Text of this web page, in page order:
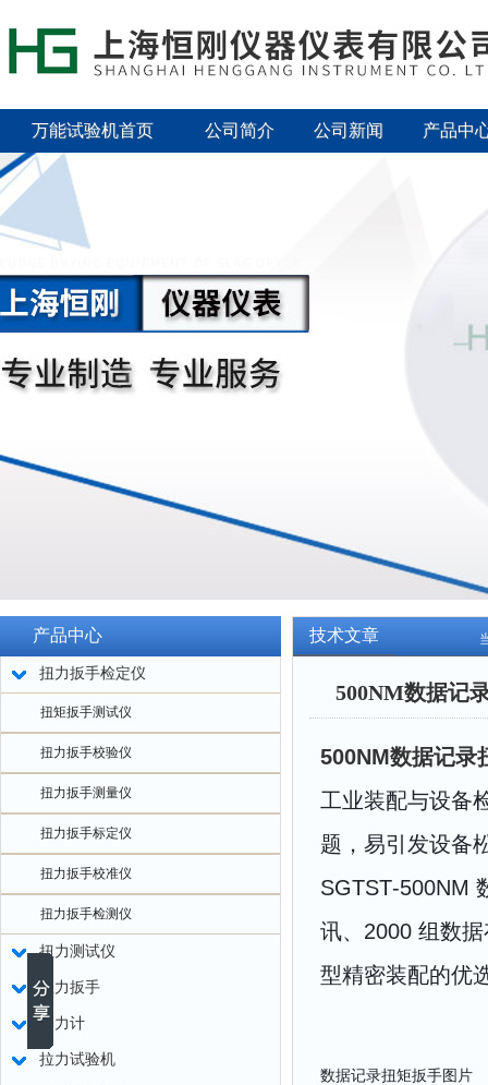
万能试验机首页 公司简介 公司新闻 产品中
产品中心
扭力扳手检定仪
扭矩扳手测试仪
扭力扳手校验仪
扭力扳手测量仪
扭力扳手标定仪
扭力扳手校准仪
扭力扳手检测仪
扭力测试仪
扭力扳手
测力计
拉力试验机
技术文章
500NM数据记
500NM数据记录
工业装配与设备
题，易引发设备
SGTST‑500NM
讯、2000 组数
型精密装配的优
数据记录扭矩扳手图片